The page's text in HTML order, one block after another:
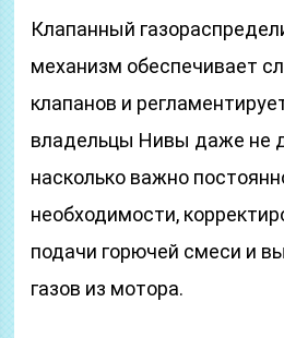
Клапанный
механизм обеспечивает
клапанов и
владельцы Нивы даже не
насколько важно
необходимости,
подачи горючей смеси и
газов из мотора.